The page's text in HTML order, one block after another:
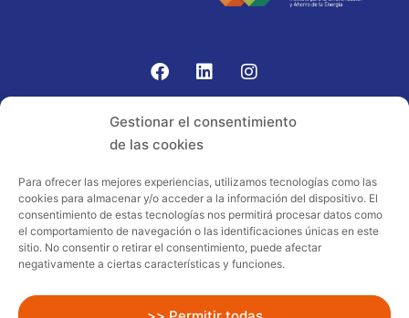
Gestionar el consentimiento
de las cookies
Para ofrecer las mejores experiencias, utilizamos tecnologías como las
cookies para almacenar y/o acceder a la información del dispositivo. El
consentimiento de estas tecnologías nos permitirá procesar datos como
el comportamiento de navegación o las identificaciones únicas en este
sitio. No consentir o retirar el consentimiento, puede afectar
negativamente a ciertas características y funciones.
Proyecto acogido al programa de
incentivos ligados al autoconsumo y
almacenamiento, con fuentes de energía
renovables, así como a la implantación
sector residencial en el marco del Plan